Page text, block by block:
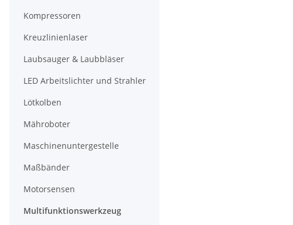
Kompressoren
Kreuzlinienlaser
Laubsauger & Laubbläser
LED Arbeitslichter und Strahler
Lötkolben
Mähroboter
Maschinenuntergestelle
Maßbänder
Motorsensen
Multifunktionswerkzeug